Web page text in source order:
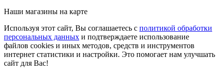
Наши магазины на карте
Используя этот сайт, Вы соглашаетесь с политикой обработки
персональных данных и подтверждаете использование
файлов cookies и иных методов, средств и инструментов
интернет статистики и настройки. Это помогает нам улучшать
сайт для Вас!